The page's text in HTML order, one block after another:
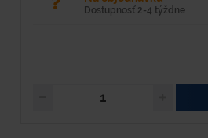
Dostupnosť 2-4 týždne